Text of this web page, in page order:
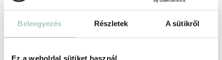
Beleegyezés Részletek A sütikről
Foglalási feltételek +
Partnerünkről